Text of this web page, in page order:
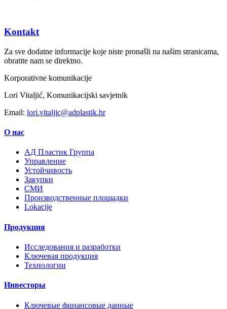
Kontakt
Za sve dodatne informacije koje niste pronašli na našim stranicama,
obratite nam se direktno.
Korporativne komunikacije
Lori Vitaljić, Komunikacijski savjetnik
Email: lori.vitaljic@adplastik.hr
О нас
AД Пластик Группа
Управление
Устойчивость
Закупки
СМИ
Производственные площадки
Lokacije
Продукция
Исследования и разработки
Ключевая продукция
Технологии
Инвесторы
Ключевые финансовые данные